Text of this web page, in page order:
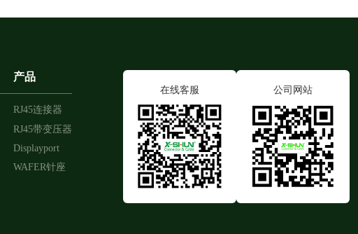
产品
RJ45连接器
RJ45带变压器
Displayport
WAFER针座
在线客服 公司网站